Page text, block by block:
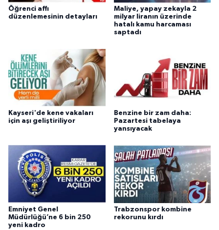
Öğrenci affı
düzenlemesinin detayları
Maliye, yapay zekayla 2
milyar liranın üzerinde
hatalı kamu harcaması
saptadı
Kayseri'de kene vakaları
için aşı geliştiriliyor
Benzine bir zam daha:
Pazartesi tabelaya
yansıyacak
Emniyet Genel
Müdürlüğü’ne 6 bin 250
yeni kadro
Trabzonspor kombine
rekorunu kırdı